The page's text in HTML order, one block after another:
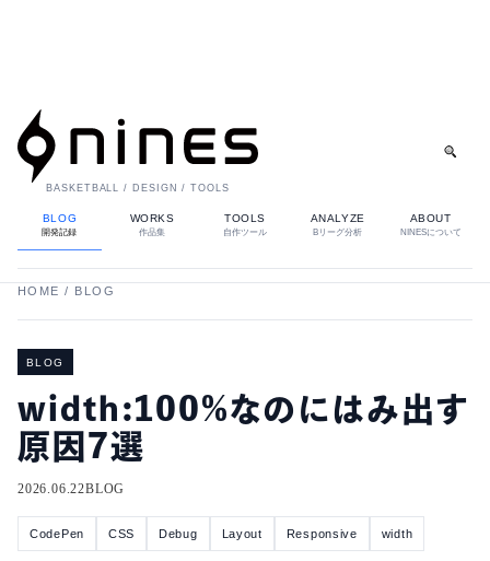
BASKETBALL / DESIGN / TOOLS
BLOG
開発記録
WORKS
作品集
TOOLS
自作ツール
ANALYZE
Bリーグ分析
ABOUT
NINESについて
HOME / BLOG
BLOG
width:100%なのにはみ出す
原因7選
2026.06.22BLOG
CodePen CSS Debug Layout Responsive width